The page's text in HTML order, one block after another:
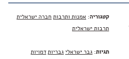
קטגוריה: אמנות ותרבות חברה ישראלית
תרבות ישראלית
תגיות: גבר ישראליגבריותדמויות